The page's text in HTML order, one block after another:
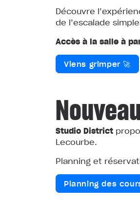
Découvre
de l’escalade
Accès à la salle à
Viens grimper 🚀
Studio District
Lecourbe.
Planning et
Planning des